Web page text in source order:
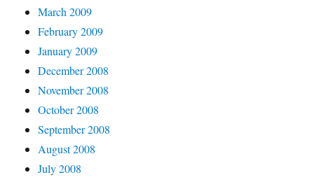
March 2009
February 2009
January 2009
December 2008
November 2008
October 2008
September 2008
August 2008
July 2008